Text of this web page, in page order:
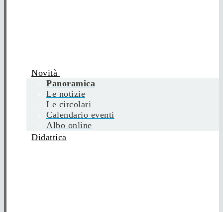
Novità
Panoramica
Le notizie
Le circolari
Calendario eventi
Albo online
Didattica